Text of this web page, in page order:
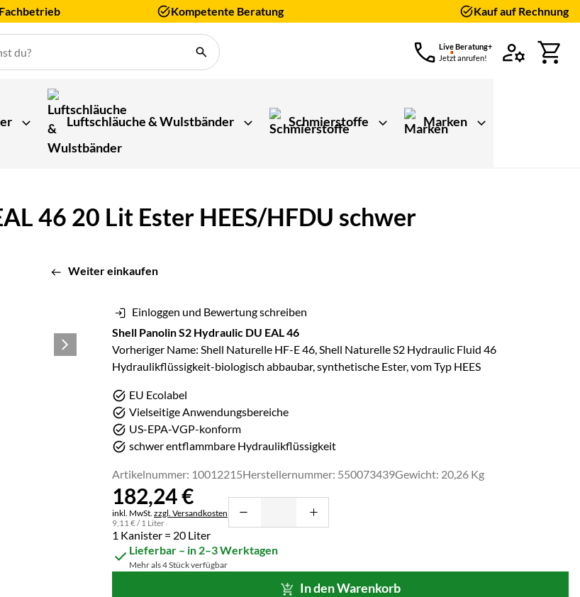
Kompetente Beratung Kauf auf Rechnung
Live Beratung+
Jetzt anrufen!
Luftschläuche & Wulstbänder Schmierstoffe Marken
46 20 Lit Ester HEES/HFDU schwer
Weiter einkaufen
Einloggen und Bewertung schreiben
Shell Panolin S2 Hydraulic DU EAL 46
Vorheriger Name: Shell Naturelle HF-E 46, Shell Naturelle S2 Hydraulic Fluid 46
Hydraulikflüssigkeit-biologisch abbaubar, synthetische Ester, vom Typ HEES
EU Ecolabel
Vielseitige Anwendungsbereiche
US-EPA-VGP-konform
schwer entflammbare Hydraulikflüssigkeit
Artikelnummer: 10012215Herstellernummer: 550073439Gewicht: 20,26 Kg
182,24€
Steuerhinweis:
inkl. MwSt. zzgl. Versandkosten
9,11€/ 1 Liter
1 Kanister = 20 Liter
Lieferbar – in 2–3 Werktagen
Mehr als 4 Stück verfügbar
In den Warenkorb